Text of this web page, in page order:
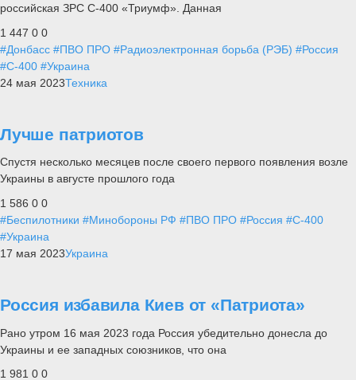
российская ЗРС С-400 «Триумф». Данная
1 447 0 0
#Донбасс #ПВО ПРО #Радиоэлектронная борьба (РЭБ) #Россия
#С-400 #Украина
24 мая 2023Техника
Лучше патриотов
Спустя несколько месяцев после своего первого появления возле
Украины в августе прошлого года
1 586 0 0
#Беспилотники #Минобороны РФ #ПВО ПРО #Россия #С-400
#Украина
17 мая 2023Украина
Россия избавила Киев от «Патриота»
Рано утром 16 мая 2023 года Россия убедительно донесла до
Украины и ее западных союзников, что она
1 981 0 0